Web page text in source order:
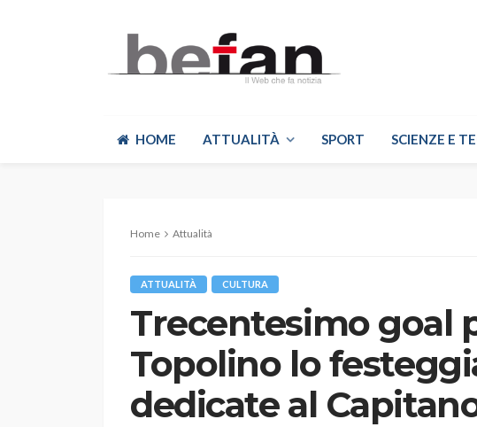
HOME ATTUALITÀ SPORT SCIENZE E
Home Attualità
ATTUALITÀ CULTURA
Trecentesimo goal
Topolino lo
dedicate al